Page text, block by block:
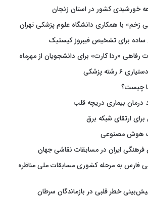
خورشیدی کشور در استان زنجان
زخم» با همکاری دانشگاه علوم پزشکی تهران
برای تشخیص فیبروز کیستیک
رفاهی «ردا کارت» برای دانشجویان از مهرماه
پزشکی
چیست؟
بیماری دریچه قلب
برای ارتقای شبکه برق
هوش مصنوعی
فرهنگی ایران در مسابقات نقاشی جهان
فارس به مرحله کشوری مسابقات ملی مناظره
خطر قلبی در بازماندگان سرطان